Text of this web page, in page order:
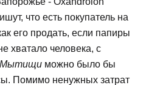
что есть покупатель на
его продать, если папиры
хватало человека, с
Мытищи можно было бы
Помимо ненужных затрат